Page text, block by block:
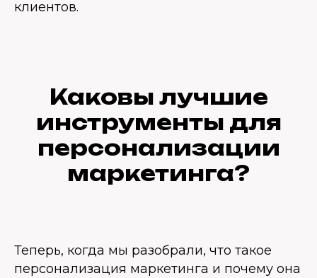
клиентов.
Каковы лучшие
инструменты для
персонализации
маркетинга?
Теперь, когда мы разобрали, что такое
персонализация маркетинга и почему она